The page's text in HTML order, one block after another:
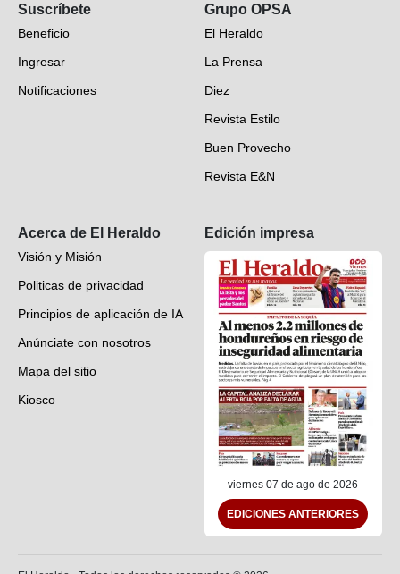
EH Verifica
Fotogalerías
Deportes
Videos
Suscríbete
Beneficio
Ingresar
Notificaciones
Grupo OPSA
El Heraldo
La Prensa
Diez
Revista Estilo
Buen Provecho
Revista E&N
Acerca de El Heraldo
Visión y Misión
Politicas de privacidad
Principios de aplicación de IA
Anúnciate con nosotros
Mapa del sitio
Kiosco
Edición impresa
viernes 07 de ago de 2026
EDICIONES ANTERIORES